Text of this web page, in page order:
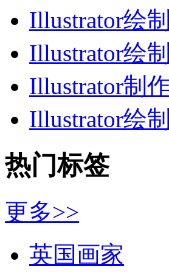
Illustrator绘
Illustrator绘
Illustrator制
Illustrator绘
热门标签
更多>>
英国画家